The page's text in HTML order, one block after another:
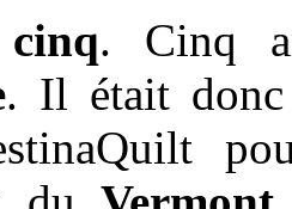
. Cinq
. Il était donc